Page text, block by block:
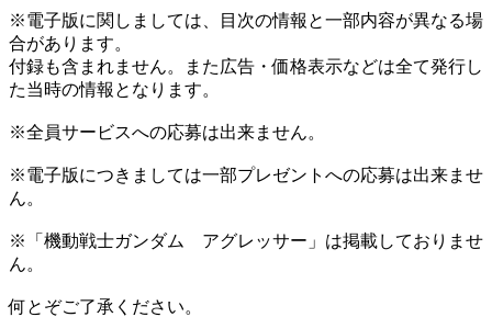
※電子版に関しましては、目次の情報と一部内容が異なる場
合があります。
付録も含まれません。また広告・価格表示などは全て発行し
た当時の情報となります。
※全員サービスへの応募は出来ません。
※電子版につきましては一部プレゼントへの応募は出来ませ
ん。
※「機動戦士ガンダム アグレッサー」は掲載しておりませ
ん。
何とぞご了承ください。